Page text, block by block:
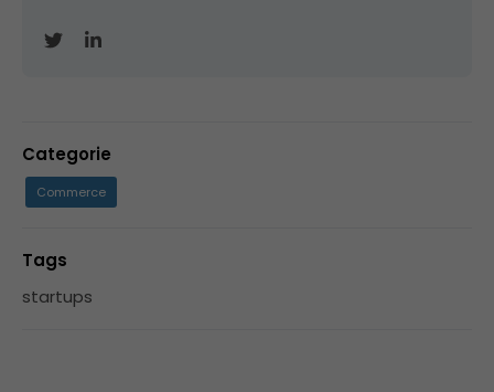
Categorie
Commerce
Tags
startups